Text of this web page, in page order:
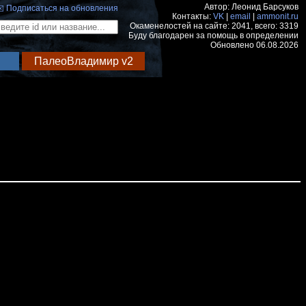
Подписаться на обновления
Автор: Леонид Барсуков
Контакты: VK email
ammonit.ru
Окаменелостей на сайте: 2041, всего: 3319
Буду благодарен за помощь в определении
Обновлено 06.08.2026
ПалеоВладимир v2